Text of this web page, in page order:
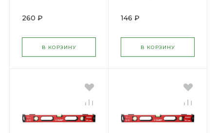
260 ₽
В КОРЗИНУ
146 ₽
В КОРЗИНУ